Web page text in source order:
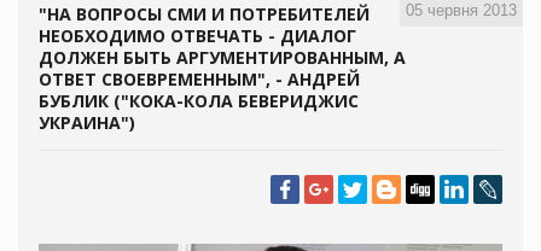
05 червня 2013
"НА ВОПРОСЫ СМИ И ПОТРЕБИТЕЛЕЙ
НЕОБХОДИМО ОТВЕЧАТЬ - ДИАЛОГ
ДОЛЖЕН БЫТЬ АРГУМЕНТИРОВАННЫМ, А
ОТВЕТ СВОЕВРЕМЕННЫМ", - АНДРЕЙ
БУБЛИК ("КОКА-КОЛА БЕВЕРИДЖИС
УКРАИНА")